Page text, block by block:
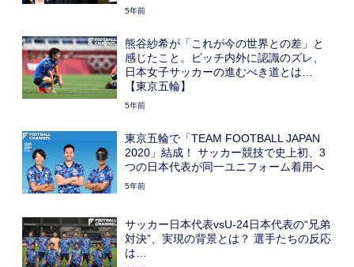
5年前
熊谷紗希が「これが今の世界との差」と
感じたこと。ピッチ内外に認識のズレ、
日本女子サッカーの進むべき道とは…
【東京五輪】
5年前
東京五輪で「TEAM FOOTBALL JAPAN
2020」結成！ サッカー競技で史上初、3
つの日本代表が同一ユニフォーム着用へ
5年前
サッカー日本代表vsU-24日本代表の“兄弟
対決”、実現の背景とは？ 選手たちの反応
は…